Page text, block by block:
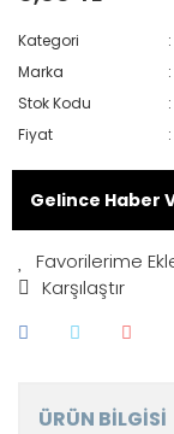
Kategori
Marka
Stok Kodu
Fiyat
Gelince Haber
Karşılaştır
ÜRÜN BILGISI